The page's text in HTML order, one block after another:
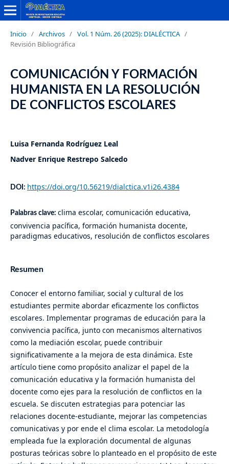
Inicio / Archivos / Vol. 1 Núm. 26 (2025): DIALÉCTICA /
Revisión Bibliográfica
COMUNICACIÓN Y FORMACIÓN
HUMANISTA EN LA RESOLUCIÓN
DE CONFLICTOS ESCOLARES
Luisa Fernanda Rodríguez Leal
Nadver Enrique Restrepo Salcedo
DOI: https://doi.org/10.56219/dialctica.v1i26.4384
Palabras clave: clima escolar, comunicación educativa,
convivencia pacífica, formación humanista docente,
paradigmas educativos, resolución de conflictos escolares
Resumen
Conocer el entorno familiar, social y cultural de los
estudiantes permite abordar eficazmente los conflictos
escolares. Implementar programas de educación para la
convivencia pacífica, junto con mecanismos alternativos
como la mediación escolar, puede contribuir
significativamente a la mejora de esta dinámica. Este
artículo tiene como propósito analizar el papel de la
comunicación educativa y la formación humanista del
docente como ejes para la resolución de conflictos en la
escuela. Se discuten estrategias para potenciar las
relaciones docente-estudiante, mejorar las competencias
comunicativas y por ende el clima escolar. La metodología
empleada fue la exploración documental de algunas
posturas teóricas sobre lo planteado en el propósito de este